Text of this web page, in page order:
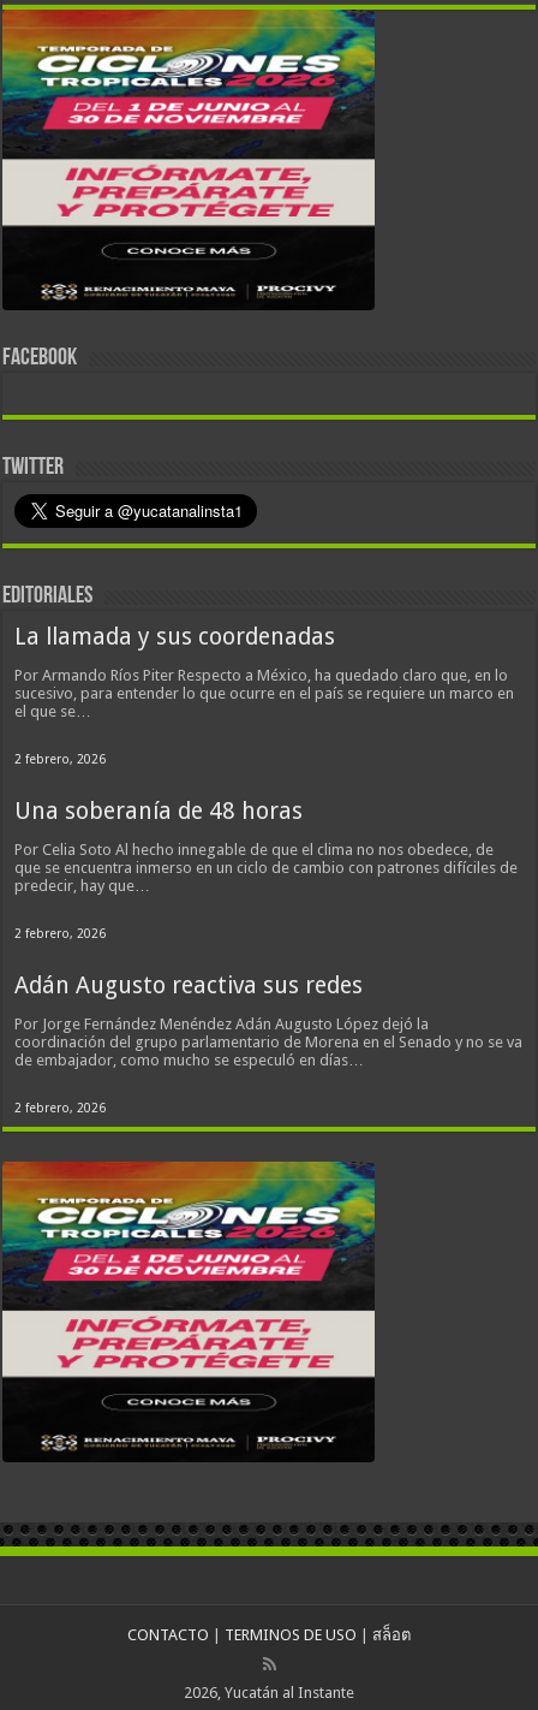
FACEBOOK
TWITTER
EDITORIALES
La llamada y sus coordenadas
Por Armando Ríos Piter Respecto a México, ha quedado claro que, en lo
sucesivo, para entender lo que ocurre en el país se requiere un marco en
el que se…
2 febrero, 2026
Una soberanía de 48 horas
Por Celia Soto Al hecho innegable de que el clima no nos obedece, de
que se encuentra inmerso en un ciclo de cambio con patrones difíciles de
predecir, hay que…
2 febrero, 2026
Adán Augusto reactiva sus redes
Por Jorge Fernández Menéndez Adán Augusto López dejó la
coordinación del grupo parlamentario de Morena en el Senado y no se va
de embajador, como mucho se especuló en días…
2 febrero, 2026
CONTACTO TERMINOS DE USO สล็อต
2026, Yucatán al Instante